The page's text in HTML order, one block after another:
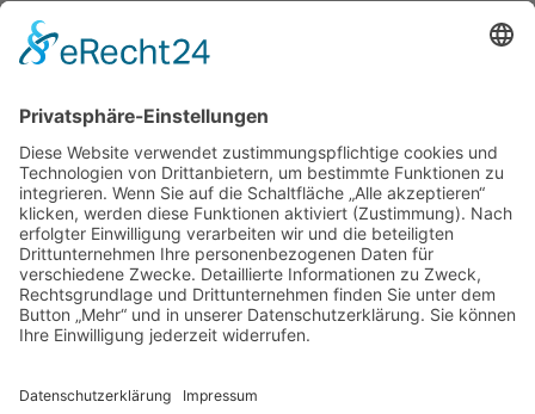
soliden defensiven Leistung über den Großteil des Spiels reicht es
am Ende nicht, das Spiel für sich zu entscheiden. Zu Beginn des
Seite 6 von 8«‹4 5678›»
nächstes Spiel
Keine kommenden Termine vorhanden.
Weitere Links
Vorstandschaft
Aufnahmeantrag